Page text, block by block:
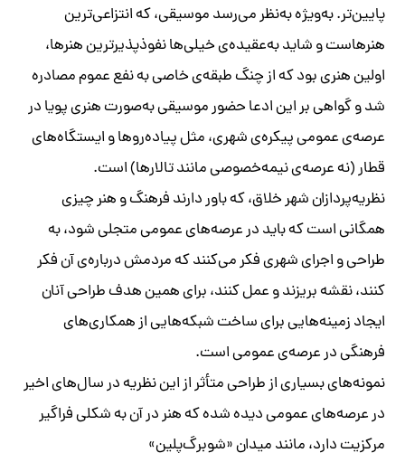
پایین‌تر. به‌ویژه به‌نظر می‌رسد موسیقی، که انتزاعی‌ترین
هنرهاست و شاید به‌عقیده‌ی خیلی‌ها نفوذپذیرترین هنرها،
اولین هنری بود که از چنگ طبقه‌ی خاصی به‌ نفع عموم مصادره
شد و گواهی بر این ادعا حضور موسیقی به‌صورت هنری پویا در
عرصه‌ی عمومی پیکره‌ی شهری، مثل پیاده‌روها و ایستگاه‌های
قطار (نه عرصه‌ی نیمه‌خصوصی مانند تالارها) است.
نظریه‌پردازان شهر خلاق، که باور دارند فرهنگ و هنر چیزی
همگانی است که باید در عرصه‌های عمومی متجلی شود، به
طراحی و اجرای شهری فکر می‌کنند که مردمش درباره‌ی آن فکر
کنند، نقشه بریزند و عمل کنند، برای همین هدف طراحی آنان
ایجاد زمینه‌هایی برای ساخت شبکه‌هایی از همکاری‌های
فرهنگی در عرصه‌ی عمومی است.
نمونه‌های بسیاری از طراحی متأثر از این نظریه در سال‌های اخیر
در عرصه‌های عمومی دیده شده که هنر در آن به شکلی فراگیر
مرکزیت دارد، مانند میدان «شوبرگ‌پلین»